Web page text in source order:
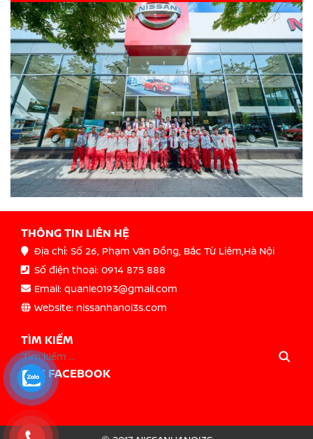
THÔNG TIN LIÊN HỆ
Địa chỉ: Số 26, Phạm Văn Đồng, Bắc Từ Liêm,Hà Nội
Số điện thoại: 0914 875 888
Email: quanle0193@gmail.com
Website: nissanhanoi3s.com
TÌM KIẾM
LIKE FACEBOOK